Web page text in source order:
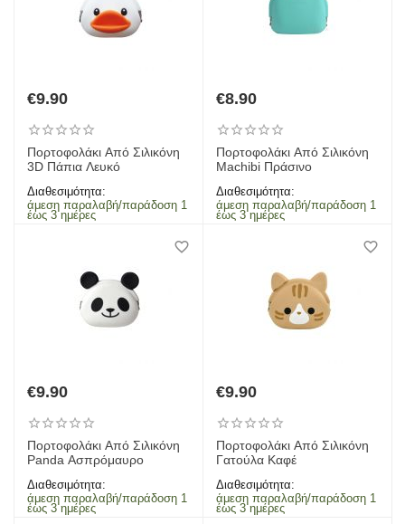
€9.90
Πορτοφολάκι Από Σιλικόνη
3D Πάπια Λευκό
Διαθεσιμότητα:
άμεση παραλαβή/παράδοση 1
έως 3 ημέρες
€8.90
Πορτοφολάκι Από Σιλικόνη
Machibi Πράσινο
Διαθεσιμότητα:
άμεση παραλαβή/παράδοση 1
έως 3 ημέρες
€9.90
Πορτοφολάκι Από Σιλικόνη
Panda Ασπρόμαυρο
Διαθεσιμότητα:
άμεση παραλαβή/παράδοση 1
έως 3 ημέρες
€9.90
Πορτοφολάκι Από Σιλικόνη
Γατούλα Καφέ
Διαθεσιμότητα:
άμεση παραλαβή/παράδοση 1
έως 3 ημέρες